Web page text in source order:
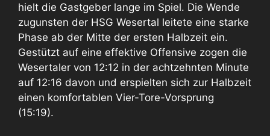
hielt die Gastgeber lange im Spiel. Die Wende
zugunsten der HSG Wesertal leitete eine starke
Phase ab der Mitte der ersten Halbzeit ein.
Gestützt auf eine effektive Offensive zogen die
Wesertaler von 12:12 in der achtzehnten Minute
auf 12:16 davon und erspielten sich zur Halbzeit
einen komfortablen Vier-Tore-Vorsprung
(15:19).